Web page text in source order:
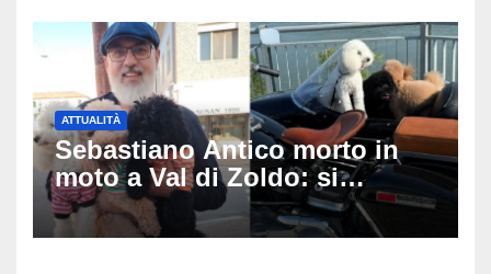
ATTUALITÀ
Sebastiano Antico morto in
moto a Val di Zoldo: si
schianta con il sidecar, salvi i
due cagnolini